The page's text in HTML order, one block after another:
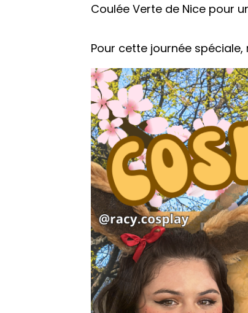
Coulée Verte de Nice pour
Pour cette journée